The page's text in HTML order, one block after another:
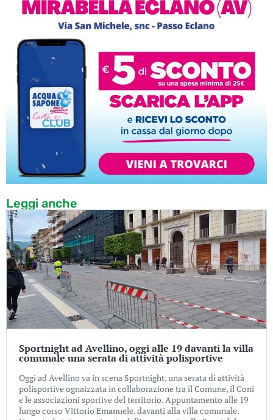
Leggi anche
Sportnight ad Avellino, oggi alle 19 davanti la villa
comunale una serata di attività polisportive
Oggi ad Avellino va in scena Sportnight, una serata di attività
polisportive ognaizzata in collaborazione tra il Comune, il Coni
e le associazioni sportive del territorio. Appuntamento alle 19
lungo corso Vittorio Emanuele, davanti alla villa comunale.